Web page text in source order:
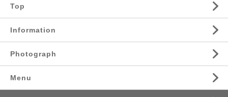
Top
Information
Photograph
Menu